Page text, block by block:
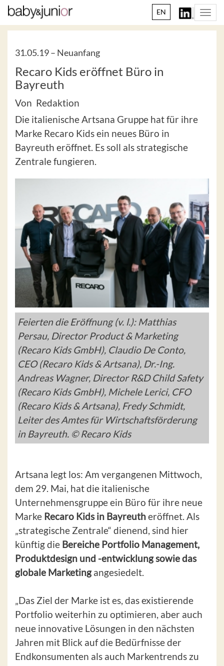
EN
31.05.19 – Neuanfang
Recaro Kids eröffnet Büro in
Bayreuth
Von Redaktion
Die italienische Artsana Gruppe hat für ihre
Marke Recaro Kids ein neues Büro in
Bayreuth eröffnet. Es soll als strategische
Zentrale fungieren.
Feierten die Eröffnung (v. l.): Matthias
Persau, Director Product & Marketing
(Recaro Kids GmbH), Claudio De Conto,
CEO (Recaro Kids & Artsana), Dr.-Ing.
Andreas Wagner, Director R&D Child Safety
(Recaro Kids GmbH), Michele Lerici, CFO
(Recaro Kids & Artsana), Fredy Schmidt,
Leiter des Amtes für Wirtschaftsförderung
in Bayreuth. © Recaro Kids
Artsana legt los: Am vergangenen Mittwoch,
dem 29. Mai, hat die italienische
Unternehmensgruppe ein Büro für ihre neue
Marke Recaro Kids in Bayreutheröffnet. Als
„strategische Zentrale“ dienend, sind hier
künftig die Bereiche Portfolio Management,
Produktdesign und -entwicklung sowie das
globale Marketingangesiedelt.
„Das Ziel der Marke ist es, das existierende
Portfolio weiterhin zu optimieren, aber auch
neue innovative Lösungen in den nächsten
Jahren mit Blick auf die Bedürfnisse der
Endkonsumenten als auch Markentrends zu